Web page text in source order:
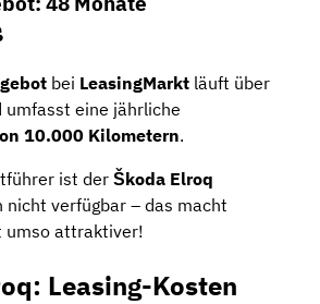
bei LeasingMarkt läuft über
umfasst eine jährliche
10.000 Kilometern.
ist der Škoda Elroq
nicht verfügbar – das macht
umso attraktiver!
Leasing-Kosten